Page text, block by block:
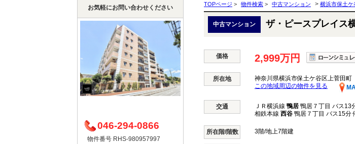
TOPページ > 物件検索 > 中古マンション > 横浜市保土ケ
中古マンション ザ・ピースプレイス
価格 2,999万円
所在地
神奈川県横浜市保土ケ谷区上菅田町
この地域周辺の物件を見る
交通 ＪＲ横浜線 鴨居 鴨居７丁目 バス13
相鉄本線 西谷 鴨居７丁目 バス15分
所在階/階数 3階/地上7階建
お気軽にお問い合わせください
046-294-0866
物件番号 RHS-980957997